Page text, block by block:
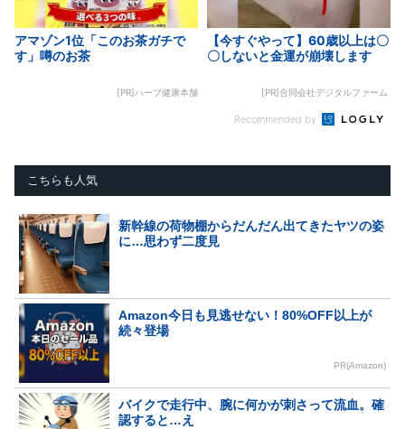
アマゾン1位「このお茶ガチで
す」噂のお茶
[PR]ハーブ健康本舗
【今すぐやって】60歳以上は〇
〇しないと金運が崩壊します
[PR]合同会社デジタルファーム
Recommended by
こちらも人気
新幹線の荷物棚からだんだん出てきたヤツの姿
に…思わず二度見
Amazon今日も見逃せない！80%OFF以上が
続々登場
PR(Amazon)
バイクで走行中、腕に何かが刺さって流血。確
認すると…え